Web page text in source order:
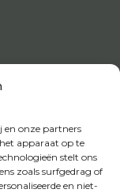
en onze partners
apparaat op te
stelt ons
zoals surfgedrag of
en niet-